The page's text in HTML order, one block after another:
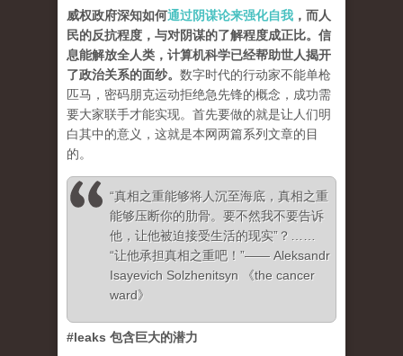
威权政府深知如何通过阴谋论来强化自我 ，而人
民的反抗程度，与对阴谋的了解程度成正比。信
息能解放全人类，计算机科学已经帮助世人揭开
了政治关系的面纱。 数字时代的行动家不能单枪
匹马，密码朋克运动拒绝急先锋的概念，成功需
要大家联手才能实现。首先要做的就是让人们明
白其中的意义，这就是本网两篇系列文章的目
的。
“真相之重能够将人沉至海底，真相之重
能够压断你的肋骨。要不然我不要告诉
他，让他被迫接受生活的现实”？……
“让他承担真相之重吧！”—— Aleksandr
Isayevich Solzhenitsyn 《the cancer
ward》
#leaks 包含巨大的潜力